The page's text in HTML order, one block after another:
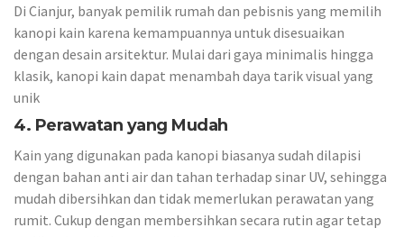
Di Cianjur, banyak pemilik rumah dan pebisnis yang memilih
kanopi kain karena kemampuannya untuk disesuaikan
dengan desain arsitektur. Mulai dari gaya minimalis hingga
klasik, kanopi kain dapat menambah daya tarik visual yang
unik
4. Perawatan yang Mudah
Kain yang digunakan pada kanopi biasanya sudah dilapisi
dengan bahan anti air dan tahan terhadap sinar UV, sehingga
mudah dibersihkan dan tidak memerlukan perawatan yang
rumit. Cukup dengan membersihkan secara rutin agar tetap